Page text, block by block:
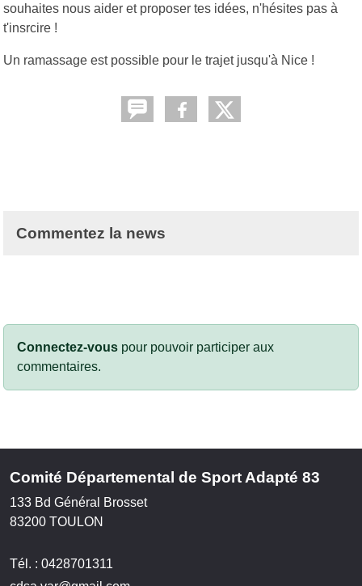
souhaites nous aider et proposer tes idées, n'hésites pas à
t'insrcire !
Un ramassage est possible pour le trajet jusqu'à Nice !
Commentez la news
Connectez-vous pour pouvoir participer aux
commentaires.
Comité Départemental de Sport Adapté 83
133 Bd Général Brosset
83200 TOULON
Tél. : 0428701311